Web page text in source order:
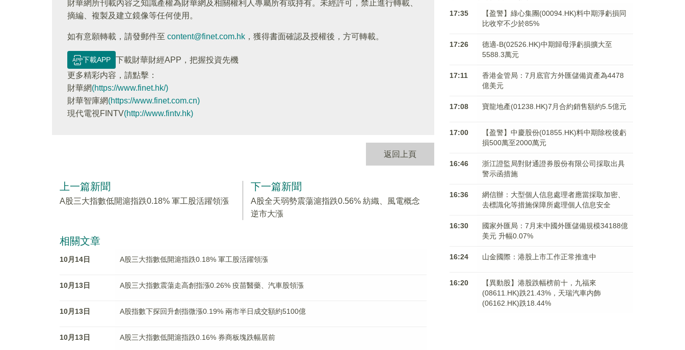
財華網所刊載內容之知識產權為財華網及相關權利人專屬所有或持有。未經許可，禁止進行轉載、
摘編、複製及建立鏡像等任何使用。
如有意願轉載，請發郵件至 content@finet.com.hk ，獲得書面確認及授權後，方可轉載。
下載APP
下載財華財經APP，把握投資先機
更多精彩内容，請點擊：
財華網(https://www.finet.hk/)
財華智庫網(https://www.finet.com.cn)
現代電視FINTV(http://www.fintv.hk)
返回上頁
上一篇新聞
A股三大指數低開滬指跌0.18% 軍工股活躍領漲
下一篇新聞
A股全天弱勢震蕩滬指跌0.56% 紡織、風電概念
逆市大漲
相關文章
10月14日 A股三大指數低開滬指跌0.18% 軍工股活躍領漲
10月13日 A股三大指數震蕩走高創指漲0.26% 疫苗醫藥、汽車股領漲
10月13日 A股指數下探回升創指微漲0.19% 兩市半日成交額約5100億
10月13日 A股三大指數低開滬指跌0.16% 券商板塊跌幅居前
17:35
【盈警】綠心集團(00094.HK)料中期淨虧損同
比收窄不少於85%
17:26
德適-B(02526.HK)中期歸母淨虧損擴大至
5588.3萬元
17:11
香港金管局：7月底官方外匯儲備資產為4478
億美元
17:08 寶龍地產(01238.HK)7月合約銷售額約5.5億元
17:00
【盈警】中慶股份(01855.HK)料中期除稅後虧
損500萬至2000萬元
16:46
浙江證監局對財通證券股份有限公司採取出具
警示函措施
16:36
網信辦：大型個人信息處理者應當採取加密、
去標識化等措施保障所處理個人信息安全
16:30
國家外匯局：7月末中國外匯儲備規模34188億
美元 升幅0.07%
16:24 山金國際：港股上市工作正常推進中
16:20
【異動股】港股跌幅榜前十，九福來
(08611.HK)跌21.43%，天瑞汽車内飾
(06162.HK)跌18.44%